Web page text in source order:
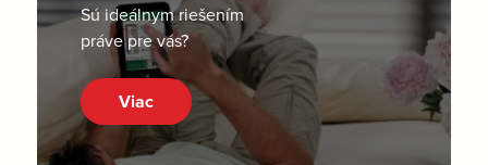
Sú ideálnym riešením
práve pre vás?
Viac